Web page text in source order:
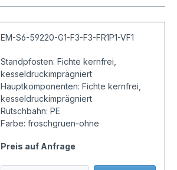
EM-S6-59220-G1-F3-F3-FR1P1-VF1
Standpfosten: Fichte kernfrei,
kesseldruckimprägniert
Hauptkomponenten: Fichte kernfrei,
kesseldruckimprägniert
Rutschbahn: PE
Farbe: froschgruen-ohne
Preis auf Anfrage